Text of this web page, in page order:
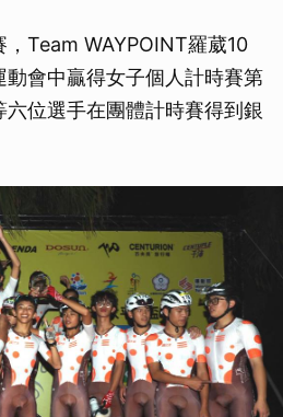
Team WAYPOINT羅葳10
動會中贏得女子個人計時賽第
位選手在團體計時賽得到銀